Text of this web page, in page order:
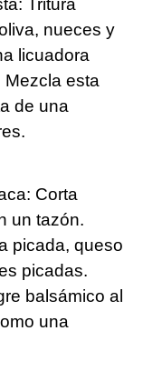
Tritura
nueces y
licuadora
Mezcla esta
de una
Corta
un tazón.
picada, queso
picadas.
balsámico al
una